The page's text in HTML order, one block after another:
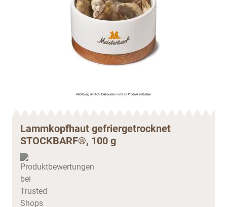
Lammkopfhaut gefriergetrocknet
STOCKBARF®, 100 g